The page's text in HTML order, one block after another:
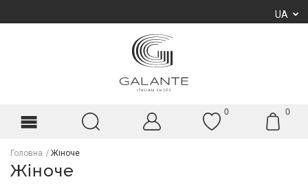
UA
0 0
Головна Жіноче
Жіноче